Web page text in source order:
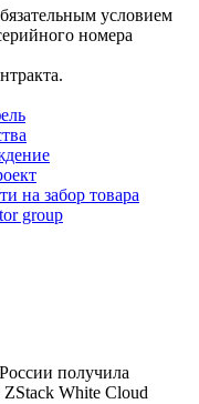
условием
номера
на забор товара
group
получила
White Cloud